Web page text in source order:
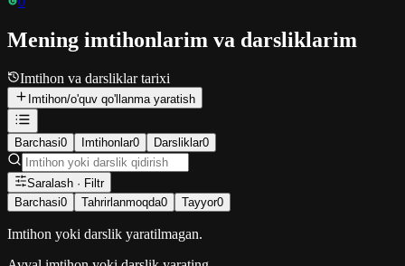
Mening imtihonlarim va darsliklarim
Imtihon va darsliklar tarixi
Imtihon/o'quv qo'llanma yaratish
Barchasi0 Imtihonlar0 Darsliklar0
Saralash · Filtr
Barchasi0 Tahrirlanmoqda0 Tayyor0
Imtihon yoki darslik yaratilmagan.